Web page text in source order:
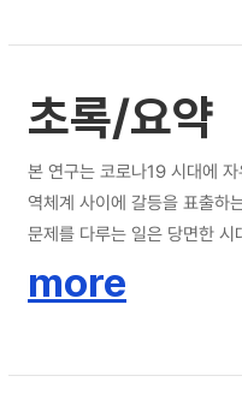
초록/요약
본 연구는 코로나19 시대에
역체계 사이에 갈등을 표출하
문제를 다루는 일은 당면한
하는 문제를 선명하게 드러내기 위한 방법이다. 또한 홉스의 리바이어던 , 로크의 통치론 과 밀의 자유론 과 같은 고전은
more